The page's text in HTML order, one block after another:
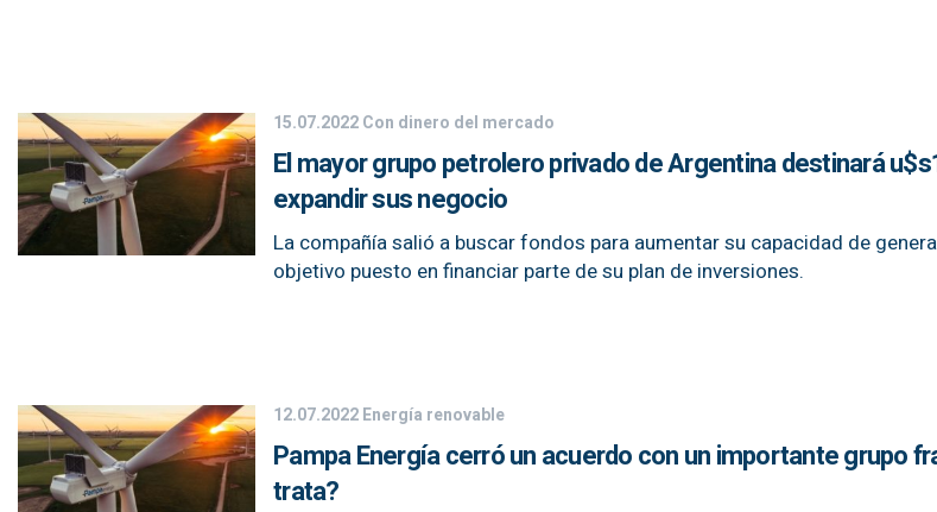
15.07.2022Con dinero del mercado
El mayor grupo petrolero privado de Argentina destinará
expandir sus negocio
La compañía salió a buscar fondos para aumentar su capacidad de
objetivo puesto en financiar parte de su plan de inversiones.
12.07.2022Energía renovable
Pampa Energía cerró un acuerdo con un importante grupo
trata?